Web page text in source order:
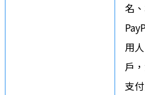
名
用
戶
支